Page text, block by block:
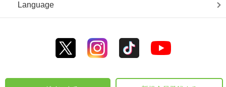
Language